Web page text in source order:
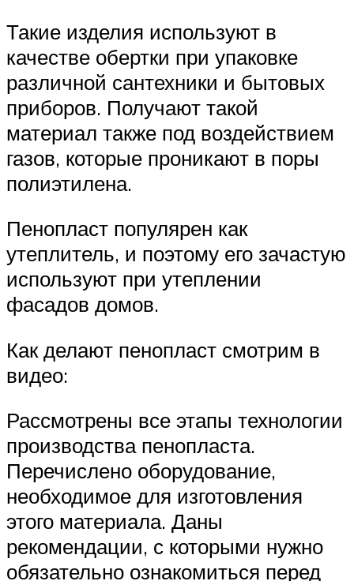
Такие изделия используют в
качестве обертки при упаковке
различной сантехники и бытовых
приборов. Получают такой
материал также под воздействием
газов, которые проникают в поры
полиэтилена.
Пенопласт популярен как
утеплитель, и поэтому его зачастую
используют при утеплении
фасадов домов.
Как делают пенопласт смотрим в
видео:
Рассмотрены все этапы технологии
производства пенопласта.
Перечислено оборудование,
необходимое для изготовления
этого материала. Даны
рекомендации, с которыми нужно
обязательно ознакомиться перед